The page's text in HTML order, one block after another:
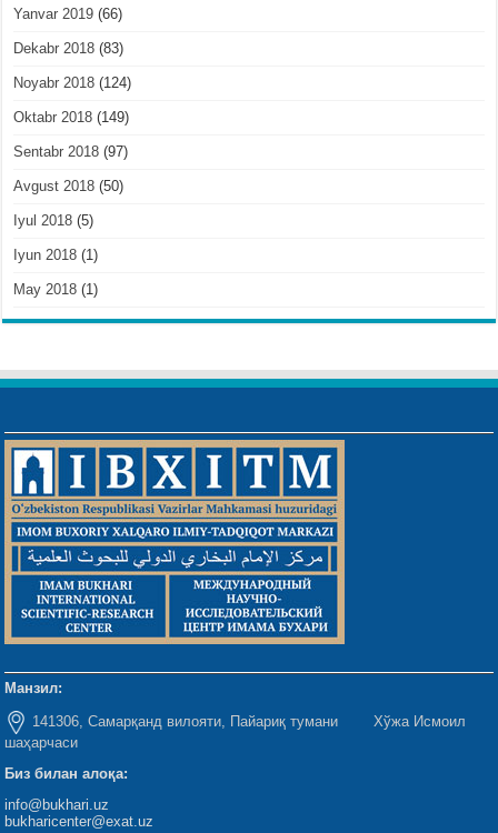
Yanvar 2019 (66)
Dekabr 2018 (83)
Noyabr 2018 (124)
Oktabr 2018 (149)
Sentabr 2018 (97)
Avgust 2018 (50)
Iyul 2018 (5)
Iyun 2018 (1)
May 2018 (1)
Манзил:
141306, Самарқанд вилояти, Пайариқ тумани Хўжа Исмоил
шаҳарчаси
Биз билан алоқа:
info@bukhari.uz
bukharicenter@exat.uz